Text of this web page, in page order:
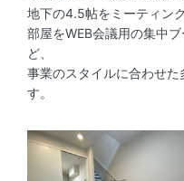
地下の4.5帖をミーティン
部屋をWEB会議用の集中
ど、
事業のスタイルに合わせ
す。